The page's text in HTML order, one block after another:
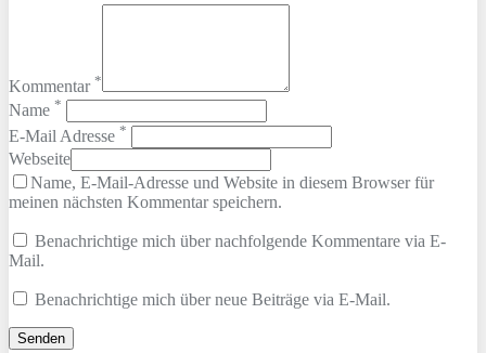
Kommentar *
Name *
E-Mail Adresse *
Webseite
Name, E-Mail-Adresse und Website in diesem Browser für
meinen nächsten Kommentar speichern.
Benachrichtige mich über nachfolgende Kommentare via E-
Mail.
Benachrichtige mich über neue Beiträge via E-Mail.